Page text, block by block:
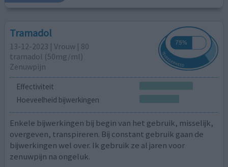
Tramadol
13-12-2023 | Vrouw | 80
tramadol (50mg/ml)
Zenuwpijn
Effectiviteit
Hoeveelheid bijwerkingen
Enkele bijwerkingen bij begin van het gebruik, misselijk,
overgeven, transpireren. Bij constant gebruik gaan de
bijwerkingen wel over. Ik gebruik ze al jaren voor
zenuwpijn na ongeluk.